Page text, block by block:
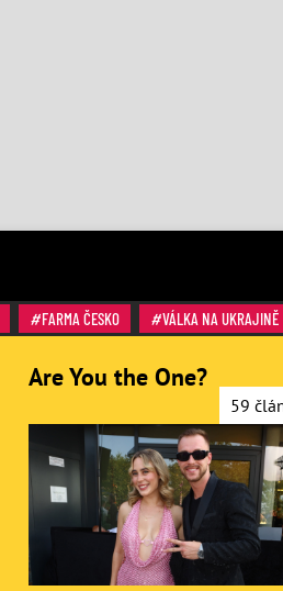
FARMA ČESKO VÁLKA NA UKRAJINĚ
Are You the One?
59